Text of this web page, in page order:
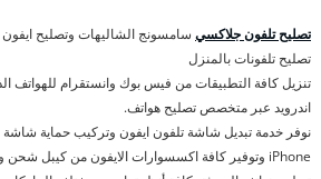
تصليح تلفون جلاكسي سامسونج الشاليهات وتصليح
تصليح تلفونات بالمنزل
تنزيل كافة التطبيقات من فيس بوك وانستقرام للهواتف
اندرويد عبر متخصص تصليح هواتف.
نوفر خدمة تبديل شاشة تلفون ايفون وتركيب حماية شاشة
iPhone وتوفير كافة اكسسوارات الايفون من كيبل شحن وسماعات سلكية ولا سلكية.